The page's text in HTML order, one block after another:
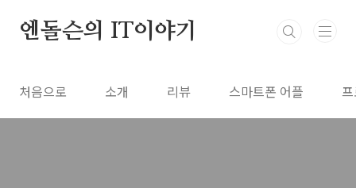
엔돌슨의 IT이야기
처음으로 소개 리뷰 스마트폰 어플